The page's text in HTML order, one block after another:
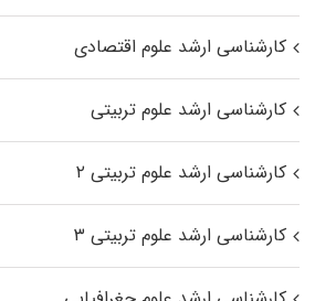
کارشناسی ارشد علوم اقتصادی
کارشناسی ارشد علوم تربیتی
کارشناسی ارشد علوم تربیتی ۲
کارشناسی ارشد علوم تربیتی ۳